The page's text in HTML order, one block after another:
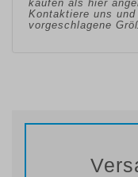
kaufen als hier
Kontaktiere uns
vorgeschlagene